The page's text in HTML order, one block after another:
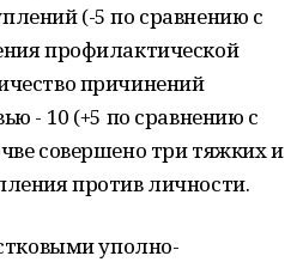
(-5 по сравнению с
профилактической
причинений
- 10 (+5 по сравнению с
совершено три тяжких и
против лич­ности.
уполно­